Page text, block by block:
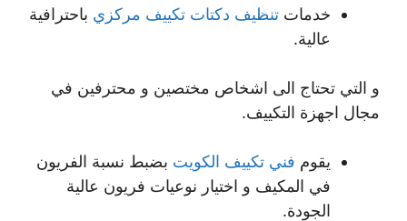
خدمات تنظيف دكتات تكييف مركزي باحترافية
عالية.
و التي تحتاج الى اشخاص مختصين و محترفين في
مجال اجهزة التكييف.
يقوم فني تكييف الكويت بضبط نسبة الفريون
في المكيف و اختيار نوعيات فريون عالية
الجودة.